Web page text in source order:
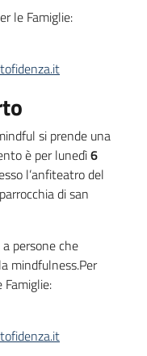
le Famiglie:
si prende una
è per lunedì6
l’anfiteatro del
di san
persone che
mindfulness.Per